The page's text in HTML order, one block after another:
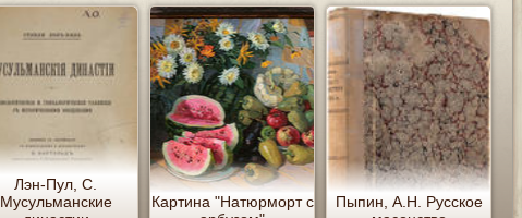
Лэн-Пул, С.
Мусульманские
Картина "Натюрморт с
Пыпин, А.Н. Русское